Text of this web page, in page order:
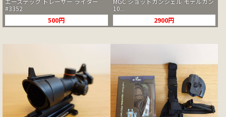
#3352
500円
10...
2900円